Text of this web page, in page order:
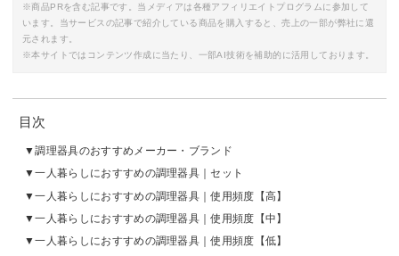
※商品PRを含む記事です。当メディアは各種アフィリエイトプログラムに参加して
います。当サービスの記事で紹介している商品を購入すると、売上の一部が弊社に還
元されます。
※本サイトではコンテンツ作成に当たり、一部AI技術を補助的に活用しております。
目次
調理器具のおすすめメーカー・ブランド
一人暮らしにおすすめの調理器具｜セット
一人暮らしにおすすめの調理器具｜使用頻度【高】
一人暮らしにおすすめの調理器具｜使用頻度【中】
一人暮らしにおすすめの調理器具｜使用頻度【低】